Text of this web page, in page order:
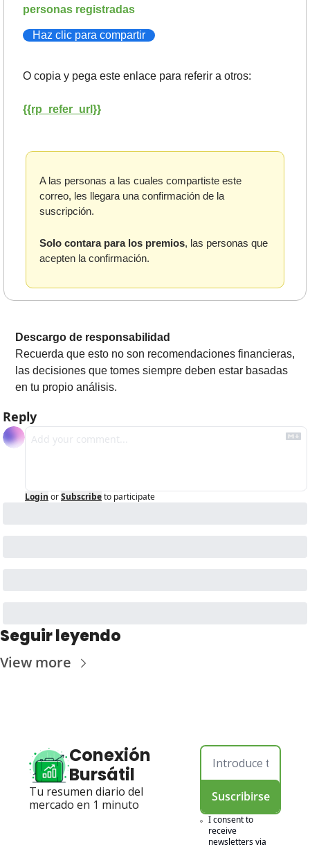
personas registradas
Haz clic para compartir
O copia y pega este enlace para referir a otros:
{{rp_refer_url}}
A las personas a las cuales compartiste este
correo, les llegara una confirmación de la
suscripción.
Solo contara para los premios, las personas que
acepten la confirmación.
Descargo de responsabilidad
Recuerda que esto no son recomendaciones financieras,
las decisiones que tomes siempre deben estar basadas
en tu propio análisis.
Reply
Login orSubscribeto participate
Seguir leyendo
View more
Conexión
Bursátil
Tu resumen diario del
mercado en 1 minuto
Suscribirse
I consent to
receive
newsletters via